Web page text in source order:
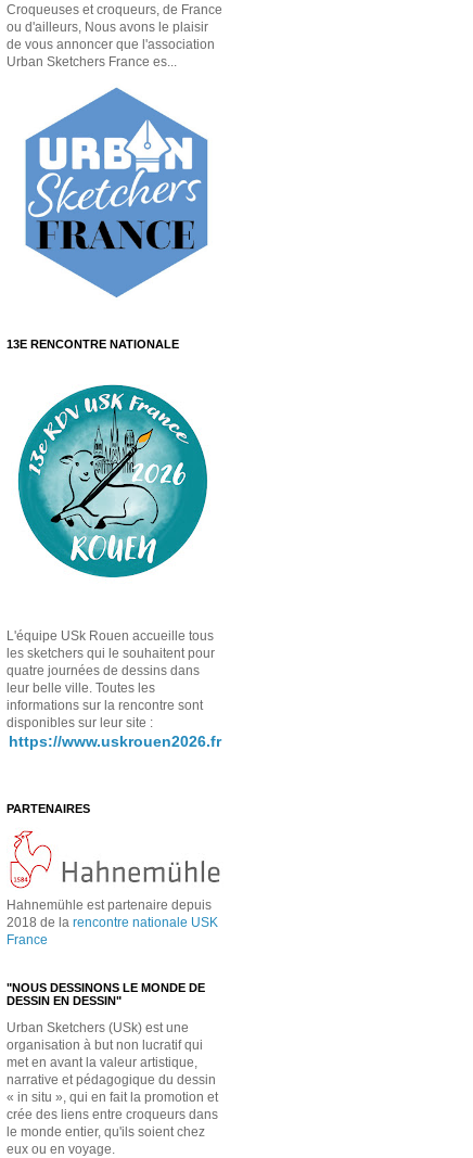
Croqueuses et croqueurs, de France
ou d'ailleurs, Nous avons le plaisir
de vous annoncer que l'association
Urban Sketchers France es...
13E RENCONTRE NATIONALE
L'équipe USk Rouen accueille tous
les sketchers qui le souhaitent pour
quatre journées de dessins dans
leur belle ville. Toutes les
informations sur la rencontre sont
disponibles sur leur site :
https://www.uskrouen2026.fr
PARTENAIRES
Hahnemühle est partenaire depuis
2018 de la rencontre nationale USK
France
"NOUS DESSINONS LE MONDE DE
DESSIN EN DESSIN"
Urban Sketchers (USk) est une
organisation à but non lucratif qui
met en avant la valeur artistique,
narrative et pédagogique du dessin
« in situ », qui en fait la promotion et
crée des liens entre croqueurs dans
le monde entier, qu'ils soient chez
eux ou en voyage.